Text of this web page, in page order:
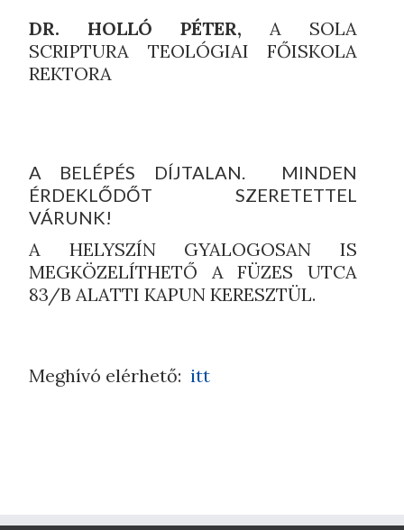
DR. HOLLÓ PÉTER, A SOLA
SCRIPTURA TEOLÓGIAI FŐISKOLA
REKTORA
A BELÉPÉS DÍJTALAN. MINDEN
ÉRDEKLŐDŐT SZERETETTEL
VÁRUNK!
A HELYSZÍN GYALOGOSAN IS
MEGKÖZELÍTHETŐ A FÜZES UTCA
83/B ALATTI KAPUN KERESZTÜL.
Meghívó elérhető: itt